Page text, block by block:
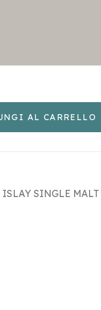
AL CARRELLO
SINGLE MALT